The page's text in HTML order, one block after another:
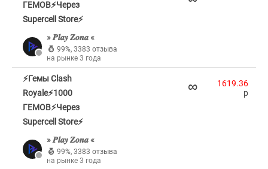
ГЕМОВ⚡Через
Supercell Store⚡
» 𝑷𝒍𝒂𝒚 𝒁𝒐𝒏𝒂 «
99%, 3383 отзыва
на рынке 3 года
⚡Гемы Clash
Royale⚡1000
ГЕМОВ⚡Через
Supercell Store⚡
» 𝑷𝒍𝒂𝒚 𝒁𝒐𝒏𝒂 «
99%, 3383 отзыва
на рынке 3 года
∞
1619.36
p